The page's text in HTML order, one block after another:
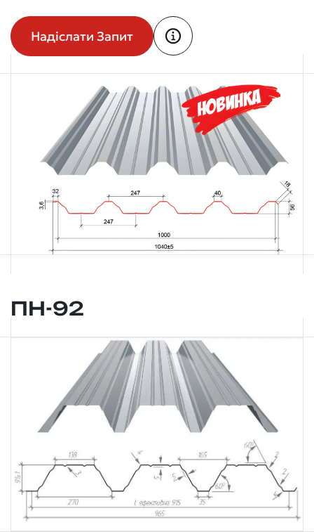
Надіслати Запит
ПН-92